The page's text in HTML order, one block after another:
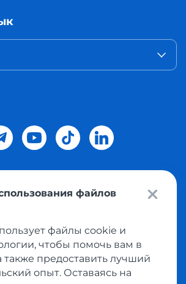
доставка покупок с интернет
в Украину.
конфиденциальности
Публичная оферта
файлов
файлы cookie и
чтобы помочь вам в
также предоставить лучший
опыт. Оставаясь на